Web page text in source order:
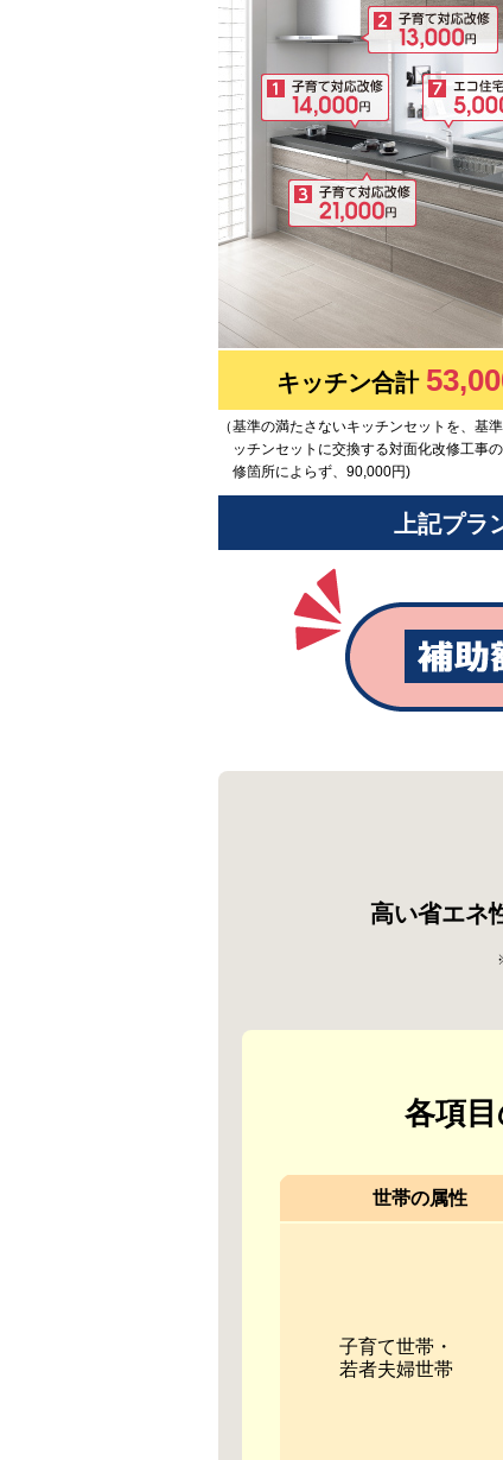
キッチン合計
（基準の満たさないキッチンセットを、基
ッチンセットに交換する対面化改修工事
修箇所によらず、90,000円)
上記プラ
高い省エネ
各項
世帯の属性
子育て世帯・
若者夫婦世帯